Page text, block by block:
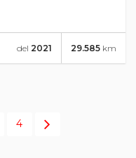
29.585 km
del 2021
4